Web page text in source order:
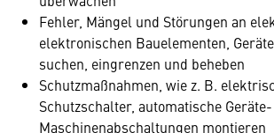
Fehler, Mängel und Störungen an
elektronischen Bauelementen,
suchen, eingrenzen und beheben
Schutzmaßnahmen, wie z. B.
Schutzschalter, automatische
Maschinenabschaltungen montieren